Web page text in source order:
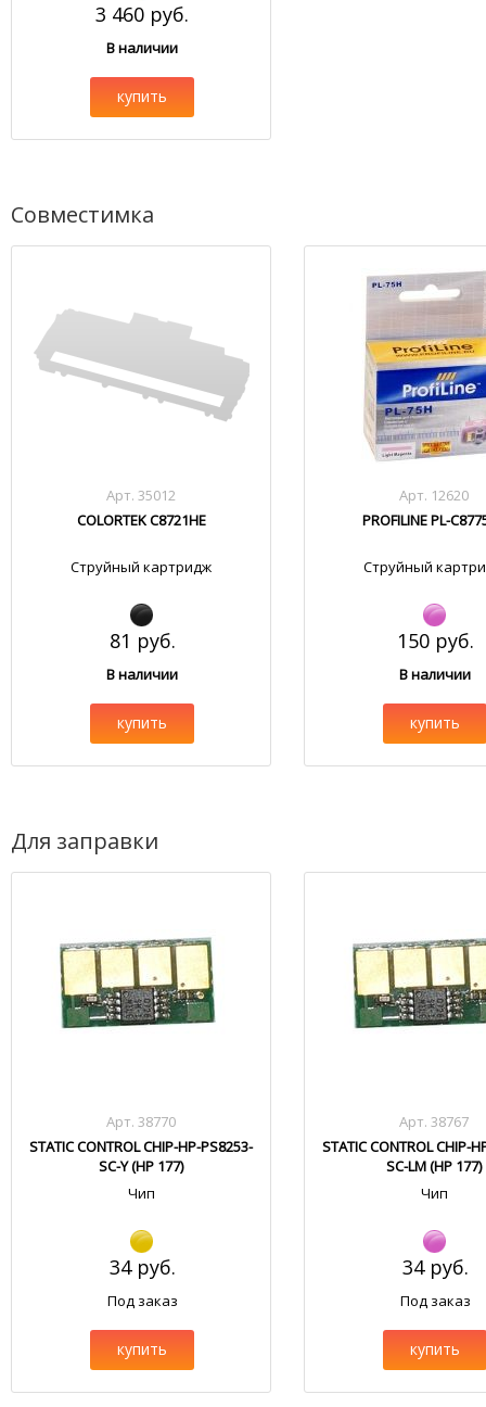
3 460 руб.
В наличии
купить
Совместимка
Арт. 35012
COLORTEK C8721HE
Струйный картридж
81 руб.
В наличии
купить
Арт. 12620
PROFILINE PL-
Струйный
150 руб.
В наличии
купить
Для заправки
Арт. 38770
STATIC CONTROL CHIP-HP-PS8253-
SC-Y (HP 177)
Чип
34 руб.
Под заказ
купить
Арт. 38767
STATIC CONTROL CHIP-
SC-LM (HP 177)
Чип
34 руб.
Под заказ
купить